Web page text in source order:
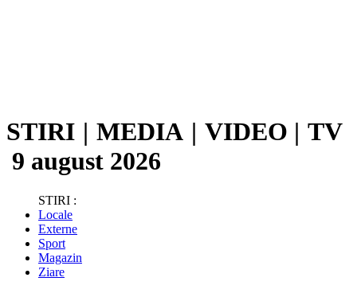
STIRI | MEDIA | VIDEO | TV
9 august 2026
STIRI :
Locale
Externe
Sport
Magazin
Ziare